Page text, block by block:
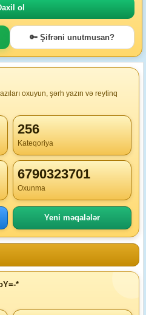
🔑 Şifrəni unutmusan?
oxuyun, şərh yazın və reytinq
256
Kateqoriya
6790323701
Oxunma
Yeni məqalələr
*